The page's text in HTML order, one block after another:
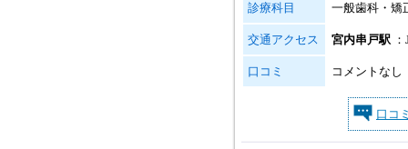
診療科目 一般歯科・矯
交通アクセス 宮内串戸駅
口コミ コメントなし
口コ